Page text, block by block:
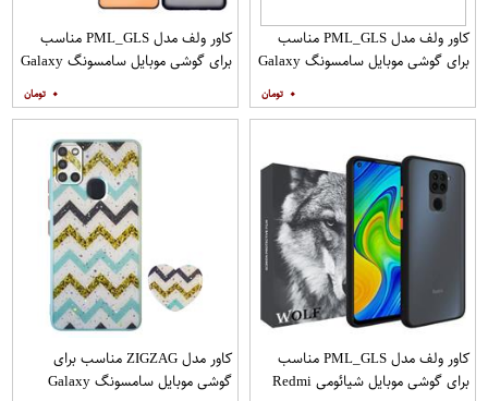
کاور ولف مدل PML_GLS مناسب
برای گوشی موبایل سامسونگ Galaxy
۰
کاور ولف مدل PML_GLS مناسب
برای گوشی موبایل سامسونگ Galaxy
مات
۰
کاور ولف مدل PML_GLS مناسب
برای گوشی موبایل شیائومی Redmi
کاور مدل ZIGZAG مناسب برای
گوشی موبایل سامسونگ Galaxy